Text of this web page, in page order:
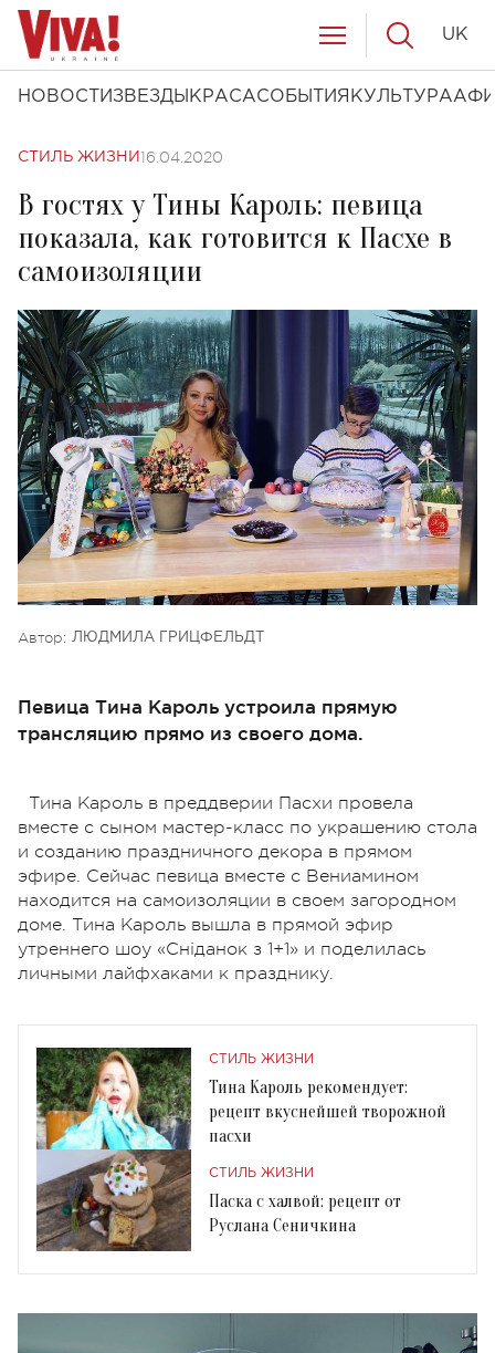
НОВОСТИ ЗВЕЗДЫ КРАСАСОБЫТИЯ КУЛЬТУРА
UK
СТИЛЬ ЖИЗНИ 16.04.2020
В гостях у Тины Кароль: певица
показала, как готовится к Пасхе в
самоизоляции
Автор: ЛЮДМИЛА ГРИЦФЕЛЬДТ
Певица Тина Кароль устроила прямую
трансляцию прямо из своего дома.
Тина Кароль в преддверии Пасхи провела
вместе с сыном мастер-класс по украшению стола
и созданию праздничного декора в прямом
эфире. Сейчас певица вместе с Вениамином
находится на самоизоляции в своем загородном
доме. Тина Кароль вышла в прямой эфир
утреннего шоу «Сніданок з 1+1» и поделилась
личными лайфхаками к празднику.
СТИЛЬ ЖИЗНИ
Тина Кароль рекомендует:
рецепт вкуснейшей творожной
пасхи
СТИЛЬ ЖИЗНИ
Паска с халвой: рецепт от
Руслана Сеничкина